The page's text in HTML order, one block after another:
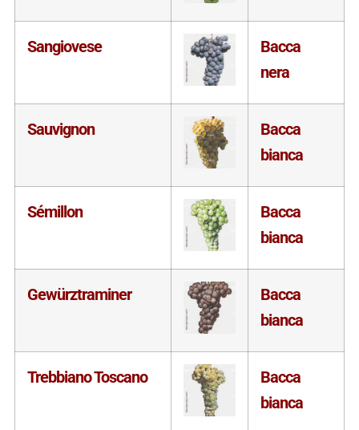
Sangiovese
Bacca
nera
Sauvignon
Bacca
bianca
Sémillon
Bacca
bianca
Gewürztraminer
Bacca
bianca
Trebbiano Toscano
Bacca
bianca